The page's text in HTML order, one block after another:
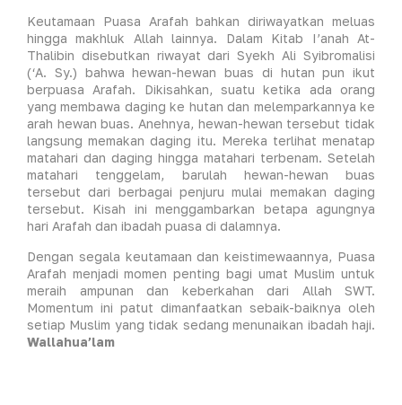
Keutamaan Puasa Arafah bahkan diriwayatkan meluas
hingga makhluk Allah lainnya. Dalam Kitab I’anah At-
Thalibin disebutkan riwayat dari Syekh Ali Syibromalisi
(‘A. Sy.) bahwa hewan-hewan buas di hutan pun ikut
berpuasa Arafah. Dikisahkan, suatu ketika ada orang
yang membawa daging ke hutan dan melemparkannya ke
arah hewan buas. Anehnya, hewan-hewan tersebut tidak
langsung memakan daging itu. Mereka terlihat menatap
matahari dan daging hingga matahari terbenam. Setelah
matahari tenggelam, barulah hewan-hewan buas
tersebut dari berbagai penjuru mulai memakan daging
tersebut. Kisah ini menggambarkan betapa agungnya
hari Arafah dan ibadah puasa di dalamnya.
Dengan segala keutamaan dan keistimewaannya, Puasa
Arafah menjadi momen penting bagi umat Muslim untuk
meraih ampunan dan keberkahan dari Allah SWT.
Momentum ini patut dimanfaatkan sebaik-baiknya oleh
setiap Muslim yang tidak sedang menunaikan ibadah haji.
Wallahua’lam